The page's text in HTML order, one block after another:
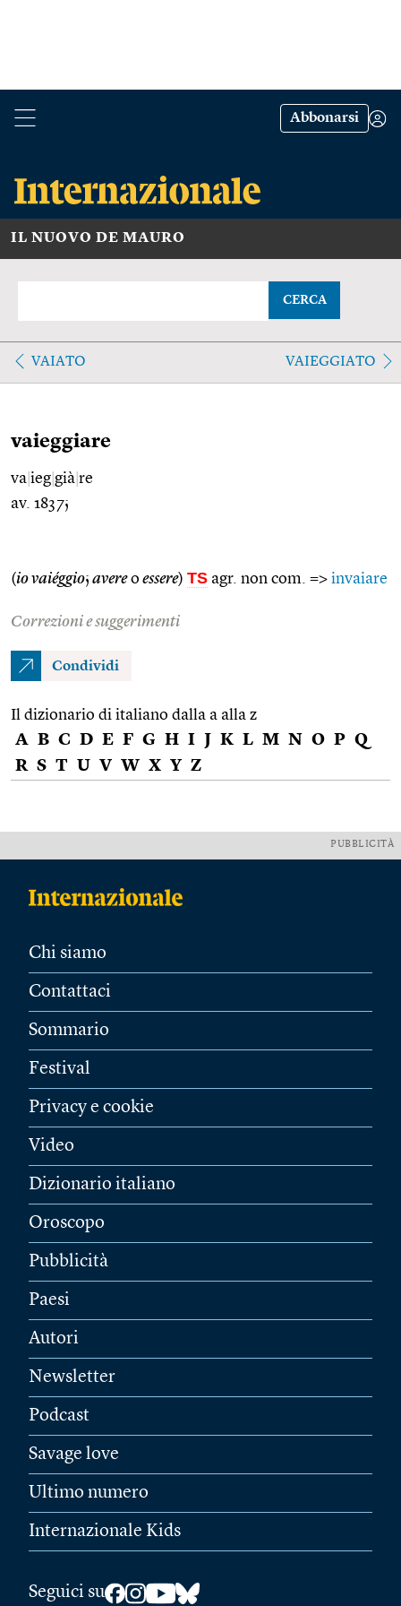
Abbonarsi
IL NUOVO DE MAURO
CERCA
VAIATO VAIEGGIATO
vaieggiare
va ieg già re
av. 1837;
(io vaiéggio; avereo essere) TS agr. non com. => invaiare
Correzioni e suggerimenti
Condividi
Il dizionario di italiano dalla a alla z
A B C D E F G H I J K L M N O P Q
R S T U V W X Y Z
PUBBLICITÀ
Chi siamo
Contattaci
Sommario
Festival
Privacy e cookie
Video
Dizionario italiano
Oroscopo
Pubblicità
Paesi
Autori
Newsletter
Podcast
Savage love
Ultimo numero
Internazionale Kids
Seguici su